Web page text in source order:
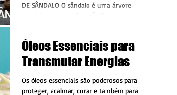
DE SÂNDALO O sândalo é uma árvore
considerada sagrada na Índia. Ao ser cortada,
Óleos Essenciais para
Transmutar Energias
Os óleos essenciais são poderosos para
proteger, acalmar, curar e também para